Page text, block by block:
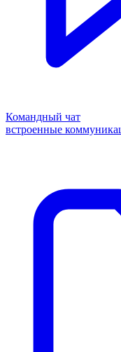
Командный чат
встроенные